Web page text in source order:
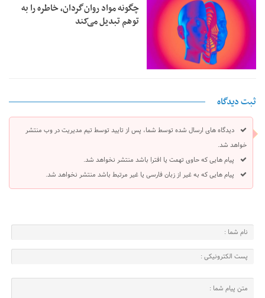
چگونه مواد روان‌گردان، خاطره را به
توهم تبدیل می‌کند
ثبت دیدگاه
دیدگاه های ارسال شده توسط شما، پس از تایید توسط تیم مدیریت در وب منتشر
خواهد شد.
پیام هایی که حاوی تهمت یا افترا باشد منتشر نخواهد شد.
پیام هایی که به غیر از زبان فارسی یا غیر مرتبط باشد منتشر نخواهد شد.